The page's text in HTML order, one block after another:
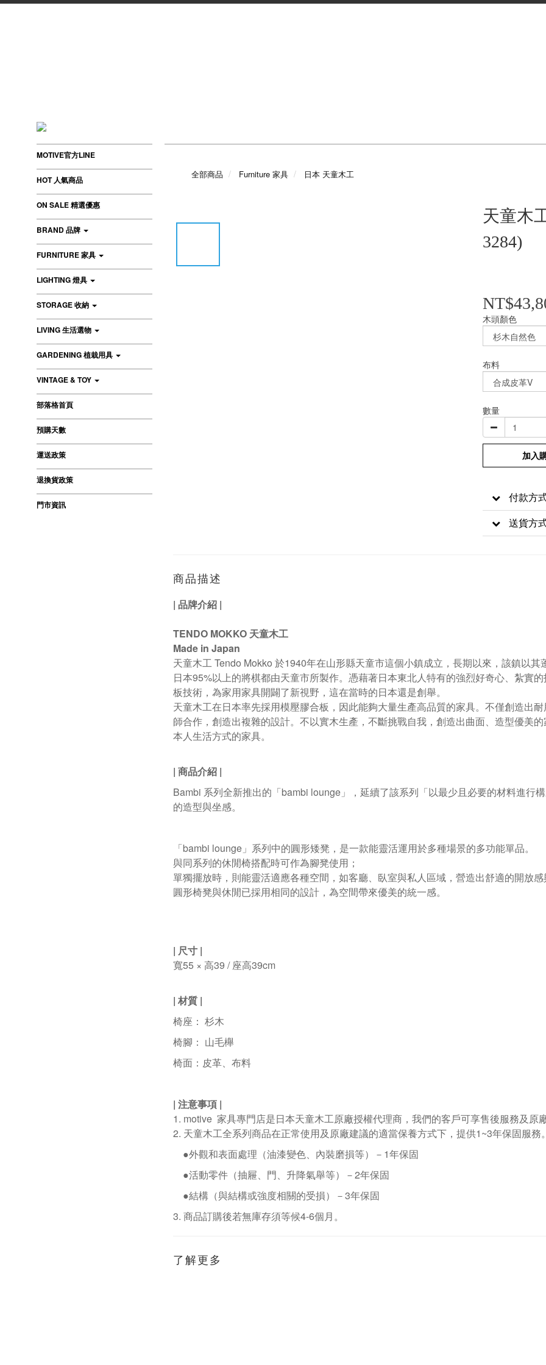
MOTIVE官方LINE
HOT 人氣商品
ON SALE 精選優惠
BRAND 品牌
FURNITURE 家具
LIGHTING 燈具
STORAGE 收納
LIVING 生活選物
GARDENING 植栽用具
VINTAGE & TOY
部落格首頁
預購天數
運送政策
退換貨政策
門市資訊
全部商品 Furniture 家具 日本 天童木工
天童木
3284)
木頭顏色
布料
數量
加入
付款方
送貨方
商品描述
| 品牌介紹 |
TENDO MOKKO 天童木工
Made in Japan
天童木工 Tendo Mokko 於1940年在山形縣天童市這個小鎮成立，長期以來，該鎮以
日本95%以上的將棋都由天童市所製作。憑藉著日本東北人特有的強烈好奇心、紮實
板技術，為家用家具開闢了新視野，這在當時的日本還是創舉。
天童木工在日本率先採用模壓膠合板，因此能夠大量生產高品質的家具。不僅創造出
師合作，創造出複雜的設計。不以實木生產，不斷挑戰自我，創造出曲面、造型優美
本人生活方式的家具。
| 商品介紹 |
Bambi 系列全新推出的 「bambi lounge」 ，延續了該系列「以最少且必要的材料進行
的造型與坐感。
「bambi lounge」系列中的圓形矮凳，是一款能靈活運用於多種場景的多功能單品。
與同系列的休閒椅搭配時可作為腳凳使用；
單獨擺放時，則能靈活適應各種空間，如客廳、臥室與私人區域，營造出舒適的開放感
圓形椅凳與休閒已採用相同的設計，為空間帶來優美的統一感。
| 尺寸 |
寬55 × 高39 /座高39cm
| 材質 |
椅座： 杉木
椅腳： 山毛櫸
椅面：皮革、布料
| 注意事項 |
1. motive 家具專門店是日本天童木工原廠授權代理商，我們的客戶可享售後服務及原
2. 天童木工全系列商品在正常使用及原廠建議的適當保養方式下，提供1~3年保固服務
●外觀和表面處理（油漆變色、內裝磨損等）－ 1年保固
●活動零件（抽屜、門、升降氣舉等）－2年保固
●結構（與結構或強度相關的受損）－3年保固
3. 商品訂購後若無庫存須等候4-6個月。
了解更多